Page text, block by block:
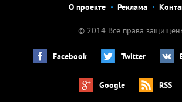
О проекте Реклама
© 2014 Все права
Facebook Twitter
Google RSS